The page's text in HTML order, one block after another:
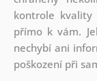
kontrole kvality
přímo k vám.
nechybí ani
poškození při